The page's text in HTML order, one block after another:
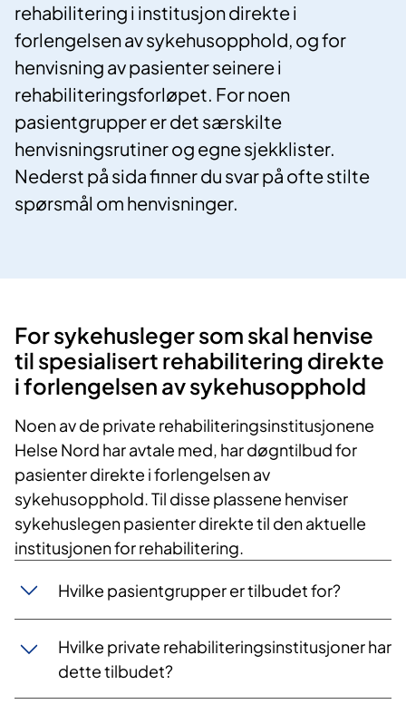
rehabilitering i institusjon direkte i
forlengelsen av sykehusopphold, og for
henvisning av pasienter seinere i
rehabiliteringsforløpet. For noen
pasientgrupper er det særskilte
henvisningsrutiner og egne sjekklister.
Nederst på sida finner du svar på ofte stilte
spørsmål om henvisninger.
For sykehusleger som skal henvise
til spesialisert rehabilitering direkte
i forlengelsen av sykehusopphold​
Noen av de private rehabiliteringsinstitusjonene
Helse Nord har avtale med, har døgntilbud for
pasienter direkte i forlengelsen av
sykehusopphold. Til disse plassene henviser
sykehuslegen pasienter direkte til den aktuelle
institusjonen for rehabilitering.
Hvilke pasientgrupper er tilbudet for?
Hvilke private rehabiliteringsinstitusjoner har
dette tilbudet?